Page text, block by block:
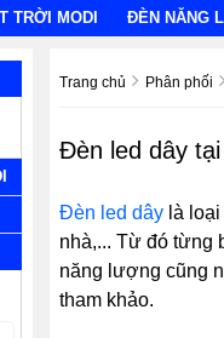
TRỜI MODI ĐÈN NĂNG
Trang chủ Phân phối
Đèn led dây
Đèn led dâylà loại
nhà,... Từ đó từng
năng lượng cũng
tham khảo.